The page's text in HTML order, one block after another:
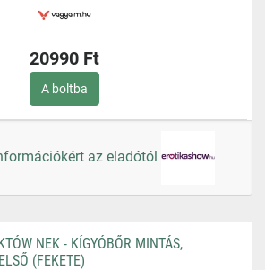
20990 Ft
A boltba
az eladótól
NEK - KÍGYÓBŐR MINTÁS,
(FEKETE)